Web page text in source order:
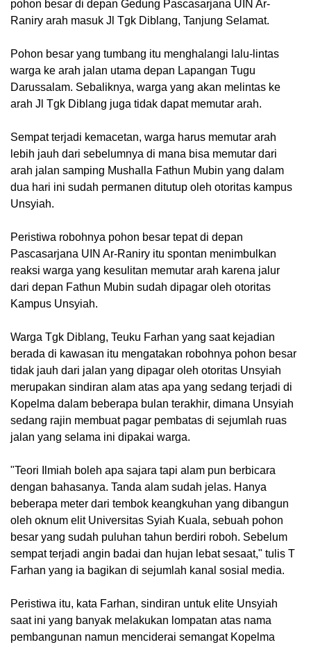
pohon besar di depan Gedung Pascasarjana UIN Ar-
Raniry arah masuk Jl Tgk Diblang, Tanjung Selamat.
Pohon besar yang tumbang itu menghalangi lalu-lintas
warga ke arah jalan utama depan Lapangan Tugu
Darussalam. Sebaliknya, warga yang akan melintas ke
arah Jl Tgk Diblang juga tidak dapat memutar arah.
Sempat terjadi kemacetan, warga harus memutar arah
lebih jauh dari sebelumnya di mana bisa memutar dari
arah jalan samping Mushalla Fathun Mubin yang dalam
dua hari ini sudah permanen ditutup oleh otoritas kampus
Unsyiah.
Peristiwa robohnya pohon besar tepat di depan
Pascasarjana UIN Ar-Raniry itu spontan menimbulkan
reaksi warga yang kesulitan memutar arah karena jalur
dari depan Fathun Mubin sudah dipagar oleh otoritas
Kampus Unsyiah.
Warga Tgk Diblang, Teuku Farhan yang saat kejadian
berada di kawasan itu mengatakan robohnya pohon besar
tidak jauh dari jalan yang dipagar oleh otoritas Unsyiah
merupakan sindiran alam atas apa yang sedang terjadi di
Kopelma dalam beberapa bulan terakhir, dimana Unsyiah
sedang rajin membuat pagar pembatas di sejumlah ruas
jalan yang selama ini dipakai warga.
"Teori Ilmiah boleh apa sajara tapi alam pun berbicara
dengan bahasanya. Tanda alam sudah jelas. Hanya
beberapa meter dari tembok keangkuhan yang dibangun
oleh oknum elit Universitas Syiah Kuala, sebuah pohon
besar yang sudah puluhan tahun berdiri roboh. Sebelum
sempat terjadi angin badai dan hujan lebat sesaat," tulis T
Farhan yang ia bagikan di sejumlah kanal sosial media.
Peristiwa itu, kata Farhan, sindiran untuk elite Unsyiah
saat ini yang banyak melakukan lompatan atas nama
pembangunan namun menciderai semangat Kopelma